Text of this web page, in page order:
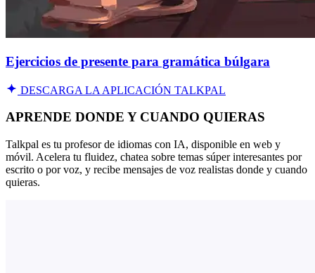
Ejercicios de presente para gramática búlgara
DESCARGA LA APLICACIÓN TALKPAL
APRENDE DONDE Y CUANDO QUIERAS
Talkpal es tu profesor de idiomas con IA, disponible en web y
móvil. Acelera tu fluidez, chatea sobre temas súper interesantes por
escrito o por voz, y recibe mensajes de voz realistas donde y cuando
quieras.